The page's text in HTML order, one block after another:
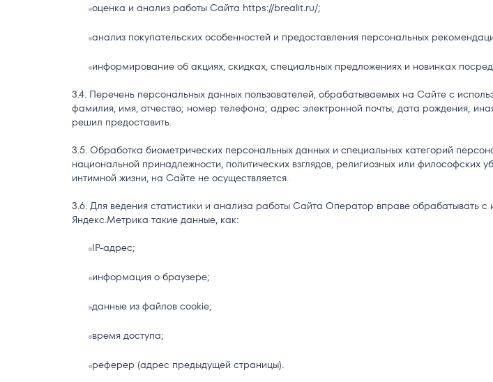
оценка и анализ работы Сайта https://brealit.ru/;
анализ покупательских особенностей и предоставления персональных
информирование об акциях, скидках, специальных предложениях и новинках
Перечень персональных данных пользователей, обрабатываемых на Сайте с
фамилия, имя, отчество; номер телефона; адрес электронной почты; дата рождения;
решил предоставить.
Обработка биометрических персональных данных и специальных категорий
национальной принадлежности, политических взглядов, религиозных или философских
интимной жизни, на Сайте не осуществляется.
Для ведения статистики и анализа работы Сайта Оператор вправе обрабатывать с
Яндекс.Метрика такие данные, как:
IP-адрес;
информация о браузере;
данные из файлов cookie;
время доступа;
реферер (адрес предыдущей страницы).